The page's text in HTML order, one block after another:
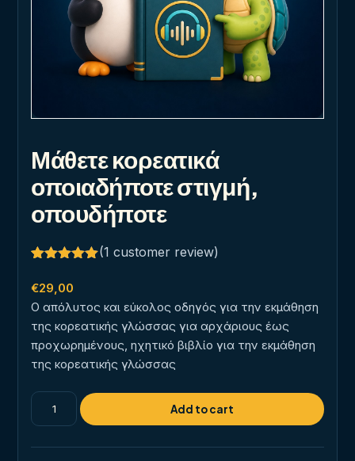
Μάθετε κορεατικά
οποιαδήποτε στιγμή,
οπουδήποτε
out of 5
based on
customer
rating
(1 customer review)
€29,00
Ο απόλυτος και εύκολος οδηγός για την εκμάθηση
της κορεατικής γλώσσας για αρχάριους έως
προχωρημένους, ηχητικό βιβλίο για την εκμάθηση
της κορεατικής γλώσσας
Μάθετε
κορεατικά
Add to cart